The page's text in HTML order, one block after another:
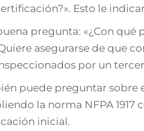
Esto le
pregunta: «¿Con qué
asegurarse de que
por un
puede preguntar sobre
la norma NFPA 1917
inicial.